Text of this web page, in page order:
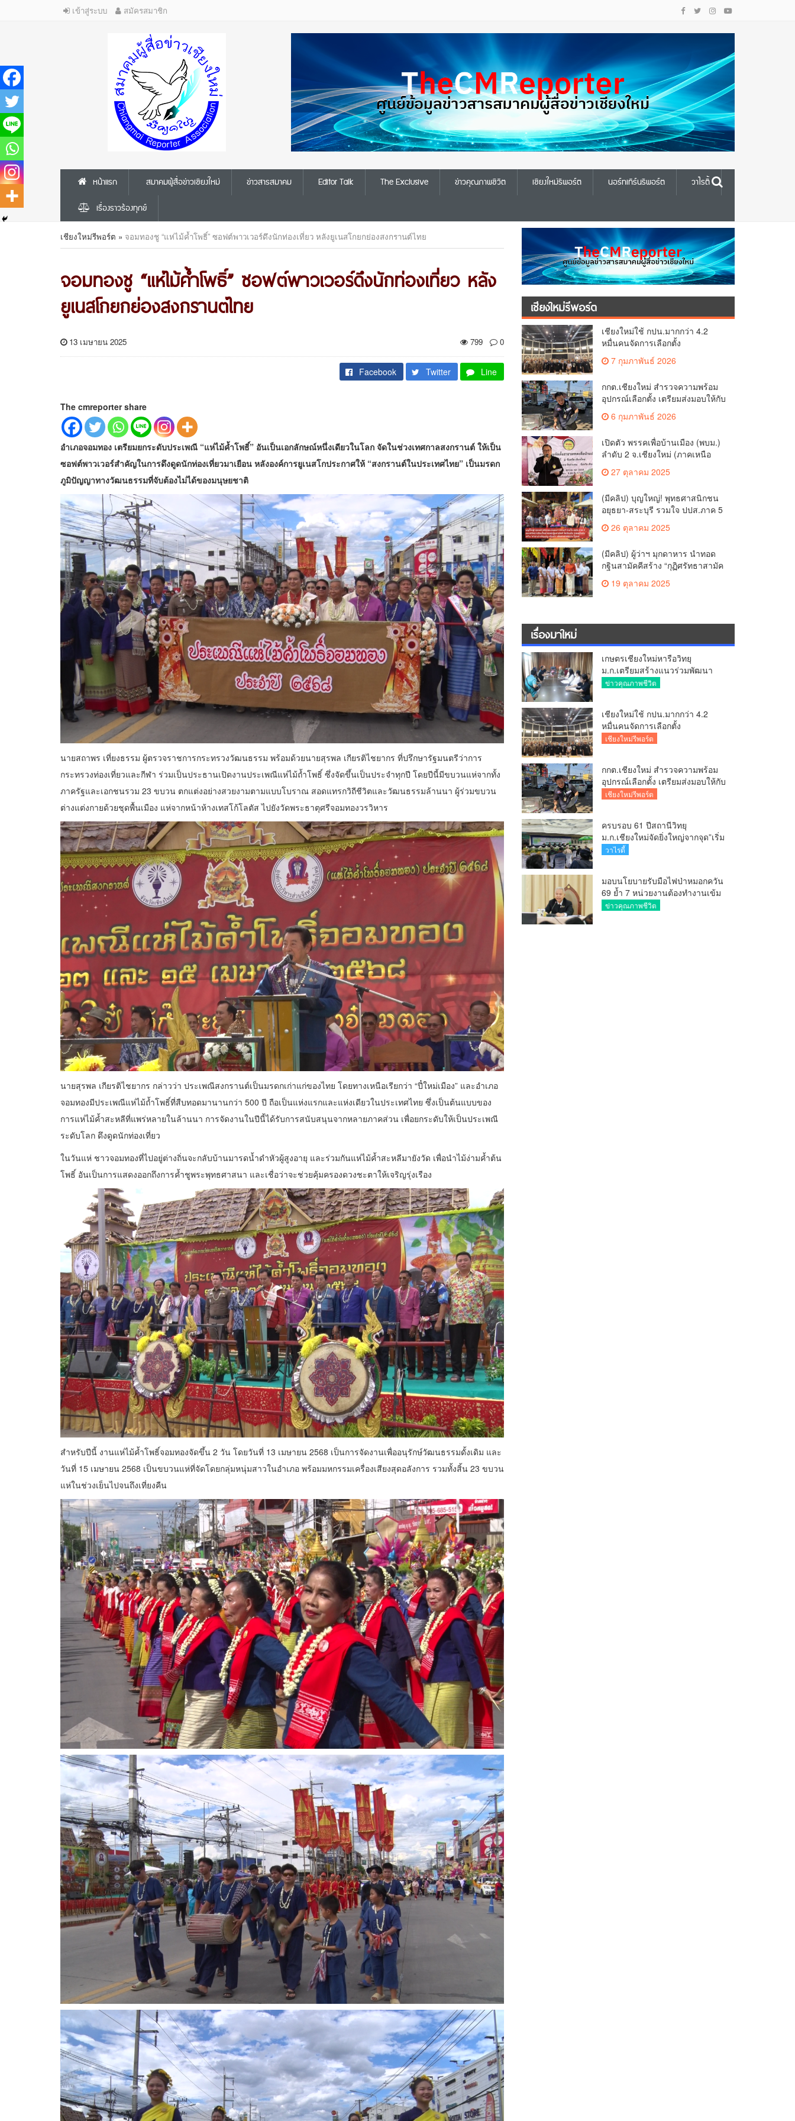
เข้าสู่ระบบ สมัครสมาชิก
หน้าแรก สมาคมผู้สื่อข่าวเชียงใหม่ ข่าวสารสมาคม Editor Talk The Exclusive ข่าวคุณภาพชีวิต เชียงใหม่รีพอร์ต นอร์ทเทิร์นรีพอร์ต
วาไรตี้
เรื่องราวร้องทุกข์
เชียงใหม่รีพอร์ต » จอมทองชู “แห่ไม้ค้ำโพธิ์” ซอฟต์พาวเวอร์ดึงนักท่องเที่ยว หลังยูเนสโกยกย่องสงกรานต์ไทย
จอมทองชู “แห่ไม้ค้ำโพธิ์” ซอฟต์พาวเวอร์ดึงนักท่องเที่ยว หลัง
ยูเนสโกยกย่องสงกรานต์ไทย
13 เมษายน 2025 799 0
Facebook Twitter Line
The cmreporter share
อำเภอจอมทอง เตรียมยกระดับประเพณี “แห่ไม้ค้ำโพธิ์” อันเป็นเอกลักษณ์หนึ่งเดียวในโลก จัดในช่วงเทศกาลสงกรานต์ ให้เป็น
ซอฟต์พาวเวอร์สำคัญในการดึงดูดนักท่องเที่ยวมาเยือน หลังองค์การยูเนสโกประกาศให้ “สงกรานต์ในประเทศไทย” เป็นมรดก
ภูมิปัญญาทางวัฒนธรรมที่จับต้องไม่ได้ของมนุษยชาติ
นายสถาพร เที่ยงธรรม ผู้ตรวจราชการกระทรวงวัฒนธรรม พร้อมด้วยนายสุรพล เกียรติไชยากร ที่ปรึกษารัฐมนตรีว่าการ
กระทรวงท่องเที่ยวและกีฬา ร่วมเป็นประธานเปิดงานประเพณีแห่ไม้ถ้ำโพธิ์ ซึ่งจัดขึ้นเป็นประจำทุกปี โดยปีนี้มีขบวนแห่จากทั้ง
ภาครัฐและเอกชนรวม 23 ขบวน ตกแต่งอย่างสวยงามตามแบบโบราณ สอดแทรกวิถีชีวิตและวัฒนธรรมล้านนา ผู้ร่วมขบวน
ต่างแต่งกายด้วยชุดพื้นเมือง แห่จากหน้าห้างเทสโก้โลตัส ไปยังวัดพระธาตุศรีจอมทองวรวิหาร
นายสุรพล เกียรติไชยากร กล่าวว่า ประเพณีสงกรานต์เป็นมรดกเก่าแก่ของไทย โดยทางเหนือเรียกว่า “ปี๋ใหม่เมือง” และอำเภอ
จอมทองมีประเพณีแห่ไม้ถ้ำโพธิ์ที่สืบทอดมานานกว่า 500 ปี ถือเป็นแห่งแรกและแห่งเดียวในประเทศไทย ซึ่งเป็นต้นแบบของ
การแห่ไม้ค้ำสะหลีที่แพร่หลายในล้านนา การจัดงานในปีนี้ได้รับการสนับสนุนจากหลายภาคส่วน เพื่อยกระดับให้เป็นประเพณี
ระดับโลก ดึงดูดนักท่องเที่ยว
ในวันแห่ ชาวจอมทองที่ไปอยู่ต่างถิ่นจะกลับบ้านมารดน้ำดำหัวผู้สูงอายุ และร่วมกันแห่ไม้ค้ำสะหลีมายังวัด เพื่อนำไม้ง่ามค้ำต้น
โพธิ์ อันเป็นการแสดงออกถึงการค้ำชูพระพุทธศาสนา และเชื่อว่าจะช่วยคุ้มครองดวงชะตาให้เจริญรุ่งเรือง
สำหรับปีนี้ งานแห่ไม้ค้ำโพธิ์จอมทองจัดขึ้น 2 วัน โดยวันที่ 13 เมษายน 2568 เป็นการจัดงานเพื่ออนุรักษ์วัฒนธรรมดั้งเดิม และ
วันที่ 15 เมษายน 2568 เป็นขบวนแห่ที่จัดโดยกลุ่มหนุ่มสาวในอำเภอ พร้อมมหกรรมเครื่องเสียงสุดอลังการ รวมทั้งสิ้น 23 ขบวน
แห่ในช่วงเย็นไปจนถึงเที่ยงคืน
เชียงใหม่รีพอร์ต
เชียงใหม่ใช้ กปน.มากกว่า 4.2
หมื่นคนจัดการเลือกตั้ง
กกต.เชียงใหม่ ร่วมกับ นายอำเภอ
หางดง ตรวจความเรียบร้อย การ
7 กุมภาพันธ์ 2026
กกต.เชียงใหม่ สำรวจความพร้อม
อุปกรณ์เลือกตั้ง เตรียมส่งมอบให้กับ
ทุกหน่วยเลือกตั้งในวันพรุ่งนี้
6 กุมภาพันธ์ 2026
เปิดตัว พรรคเพื่อบ้านเมือง (พบม.)
ลำดับ 2 จ.เชียงใหม่ (ภาคเหนือ
ตอนบน) ชูนโยบาย ปลดหนี้ สร้าง
รายได้ ตั้งกองทุนเกษตรกร สร้าง
ประชาชน นำกฎหมายบังคับใช้
และเผาทำลายยาเสพติดทิ้งทันที
หากจับได้
27 ตุลาคม 2025
(มีคลิป) บุญใหญ่! พุทธศาสนิกชน
อยุธยา-สระบุรี รวมใจ ปปส.ภาค 5
และศรัทธาเชียงใหม่ ทอดกฐิน
สามัคคี วัดร้องอ้อ
26 ตุลาคม 2025
(มีคลิป) ผู้ว่าฯ มุกดาหาร นำทอด
กฐินสามัคคีสร้าง “กุฏิศรัทธาสามัค
คีฯ” วัดทากู่แก้วลำพูน ยอดปัจจัย 5
แสนกว่าบาท
19 ตุลาคม 2025
เรื่องมาใหม่
เกษตรเชียงใหม่หารือวิทยุ
ม.ก.เตรียมสร้างแนวร่วมพัฒนา
คุณภาพชีวิตเกษตรกร สื่อสาร
ข่าวคุณภาพชีวิต
เชียงใหม่ใช้ กปน.มากกว่า 4.2
หมื่นคนจัดการเลือกตั้ง
กกต.เชียงใหม่ ร่วมกับ นายอำเภอ
เชียงใหม่รีพอร์ต
กกต.เชียงใหม่ สำรวจความพร้อม
อุปกรณ์เลือกตั้ง เตรียมส่งมอบให้กับ
ทุกหน่วยเลือกตั้งในวันพรุ่งนี้
เชียงใหม่รีพอร์ต
ครบรอบ 61 ปีสถานีวิทยุ
ม.ก.เชียงใหม่จัดยิ่งใหญ่จากจุด”เริ่ม
ต้นจากเสาไม้ไผ่ จนถึงวันที่มี
วาไรตี้
มอบนโยบายรับมือไฟป่าหมอกควัน
69 ย้ำ 7 หน่วยงานต้องทำงานเข้ม
ข้น ชี้ “ผู้ว่า” คีย์แมนสำคัญทำ
ข่าวคุณภาพชีวิต